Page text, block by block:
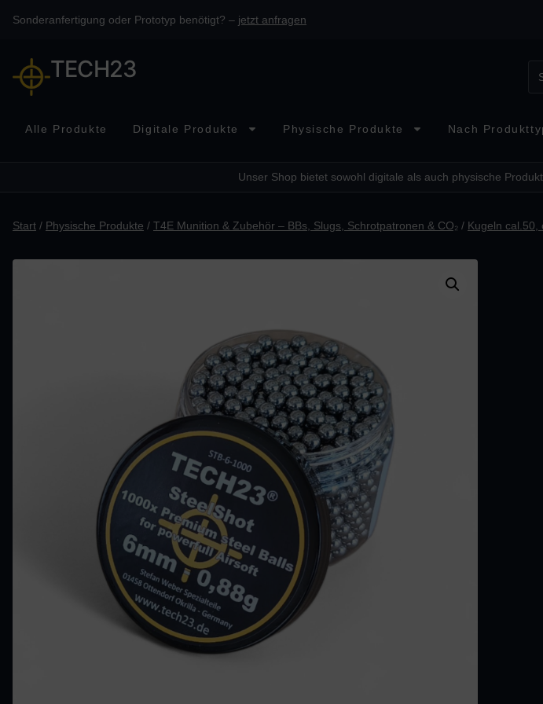
Sonderanfertigung oder Prototyp benötigt? – jetzt anfragen
TECH23
Alle Produkte Digitale Produkte Physische Produkte Nach
Unser Shop bietet sowohl digitale als auch physische
Start / Physische Produkte / T4E Munition & Zubehör – BBs, Slugs, Schrotpatronen & CO₂ / Kugeln cal.50,